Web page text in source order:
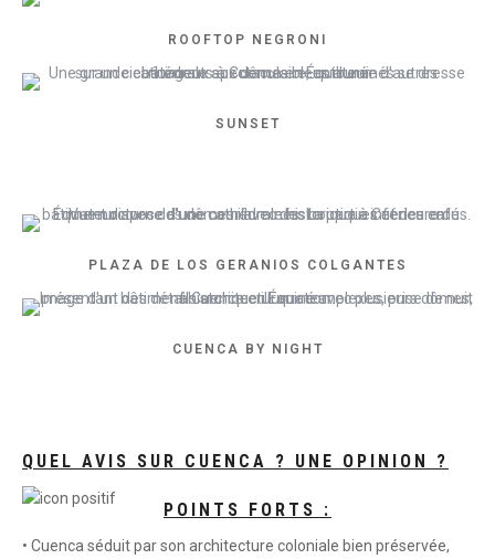
ROOFTOP NEGRONI
SUNSET
PLAZA DE LOS GERANIOS COLGANTES
CUENCA BY NIGHT
QUEL AVIS SUR CUENCA ? UNE OPINION ?
POINTS FORTS :
• Cuenca séduit par son architecture coloniale bien préservée,